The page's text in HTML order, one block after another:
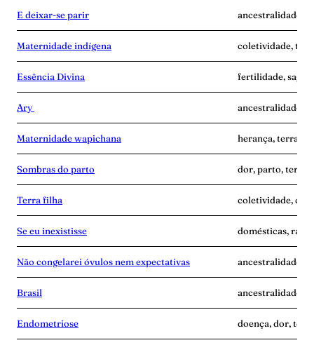
E deixar-se parir ancestralidade,
Maternidade indígena coletividade,
Essência Divina fertilidade,
Ary ancestralidade,
Maternidade wapichana herança, terra-
Sombras do parto dor, parto, terra-
Terra filha coletividade,
Se eu inexistisse domésticas,
Não congelarei óvulos nem expectativas ancestralidade,
Brasil ancestralidade,
Endometriose doença, dor,